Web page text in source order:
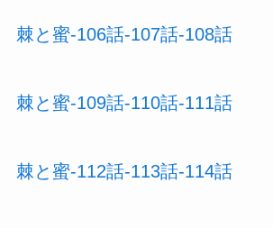
棘と蜜-106話-107話-108話
棘と蜜-109話-110話-111話
棘と蜜-112話-113話-114話